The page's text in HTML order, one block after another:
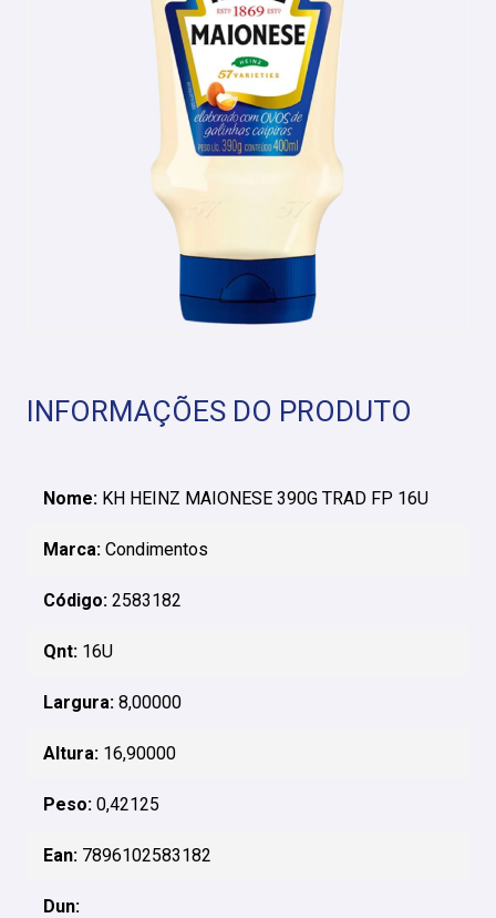
INFORMAÇÕES DO PRODUTO
Nome: KH HEINZ MAIONESE 390G TRAD FP 16U
Marca: Condimentos
Código: 2583182
Qnt: 16U
Largura: 8,00000
Altura: 16,90000
Peso: 0,42125
Ean: 7896102583182
Dun: